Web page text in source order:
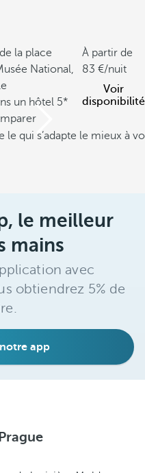
la place
National,
un hôtel 5*
À partir de
83
/nuit
Voir
disponibilité
le qui s’adapte le mieux à
le meilleur
mains
avec
obtiendrez 5% de
app